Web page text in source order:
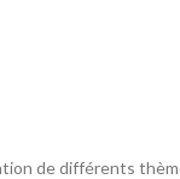
de différents